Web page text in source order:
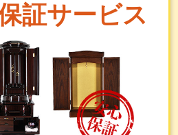
証サービス